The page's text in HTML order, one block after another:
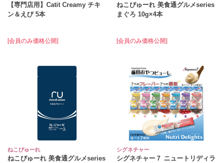
【専門店用】Catit Creamy チキ
ン＆えび 5本
[会員のみ価格公開]
ねこぴゅーれ 美食通グルメseries
まぐろ 10g×4本
[会員のみ価格公開]
ねこぴゅーれ
ねこぴゅーれ 美食通グルメseries
シグネチャー
シグネチャー７ ニュートリディラ